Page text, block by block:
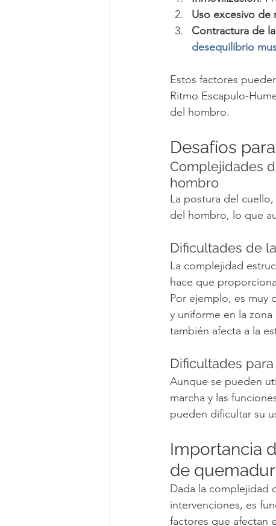
Uso excesivo
Contractura de
desequilibrio
Estos factores
Ritmo Escapulo-
del hombro.
Desafíos
Complejidades
hombro
La postura del
del hombro, lo que
Dificultades de
La complejidad
hace que
Por ejemplo, es muy
y uniforme en la
también afecta a la
Dificultades
Aunque se pueden
marcha y las
pueden dificultar su
Importancia
de
Dada la complejidad
intervenciones, es
factores que afectan